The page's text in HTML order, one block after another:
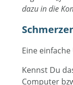
dazu in die
Eine
Kennst Du
Computer